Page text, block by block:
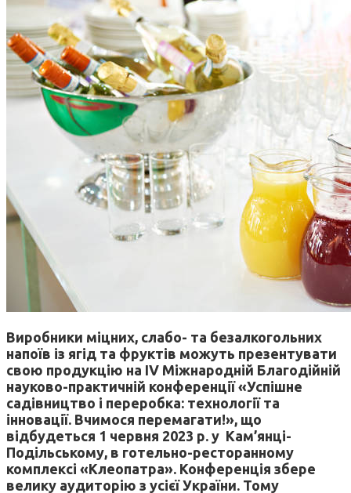
Виробники міцних, слабо- та безалкогольних
напоїв із ягід та фруктів можуть презентувати
свою продукцію на IV Міжнародній Благодійній
науково-практичній конференції «Успішне
садівництво і переробка: технології та
інновації. Вчимося перемагати!», що
відбудеться 1 червня 2023 р. у Кам’янці-
Подільському, в готельно-ресторанному
комплексі «Клеопатра». Конференція збере
велику аудиторію з усієї України. Тому